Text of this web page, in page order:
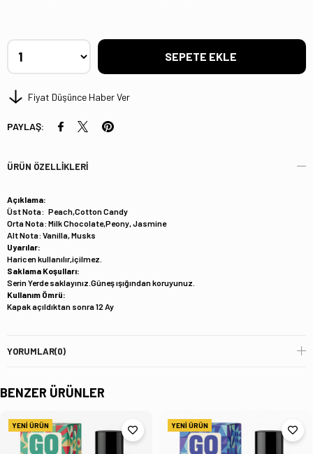
Fiyat Düşünce Haber Ver
PAYLAŞ:
ÜRÜN ÖZELLIKLERI
Açıklama:
Üst Nota: Peach,Cotton Candy
Orta Nota: Milk Chocolate,Peony, Jasmine
Alt Nota: Vanilla, Musks
Uyarılar:
Haricen kullanılır,içilmez.
Saklama Koşulları:
Serin Yerde saklayınız.Güneş ışığından koruyunuz.
Kullanım Ömrü:
Kapak açıldıktan sonra 12 Ay
YORUMLAR(0)
BENZER ÜRÜNLER
YENI ÜRÜN YENI ÜRÜN